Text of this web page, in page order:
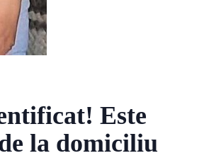
Este
la domiciliu